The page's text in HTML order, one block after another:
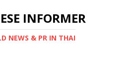
INFORMER
NEWS & PR IN THAI